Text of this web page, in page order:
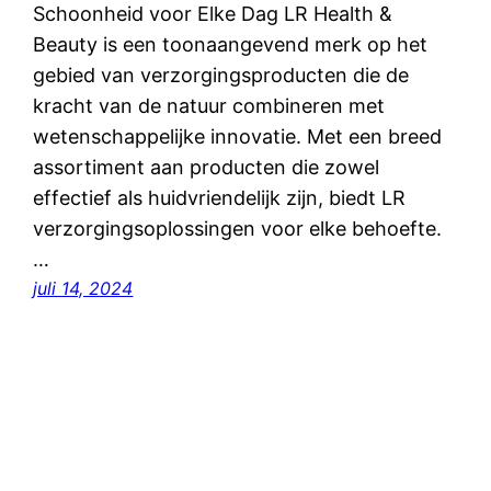
Schoonheid voor Elke Dag LR Health &
Beauty is een toonaangevend merk op het
gebied van verzorgingsproducten die de
kracht van de natuur combineren met
wetenschappelijke innovatie. Met een breed
assortiment aan producten die zowel
effectief als huidvriendelijk zijn, biedt LR
verzorgingsoplossingen voor elke behoefte.
…
juli 14, 2024